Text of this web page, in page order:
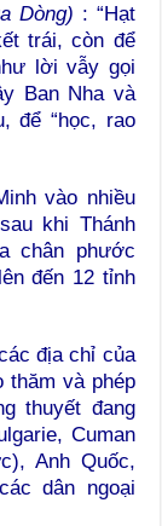
Dòng) : “Hạt
trái, còn để
lời vẫy gọi
Ban Nha và
để “học, rao
vào nhiều
khi Thánh
chân phước
đến 12 tỉnh
địa chỉ của
thăm và phép
thuyết đang
Cuman
Anh Quốc,
dân ngoại